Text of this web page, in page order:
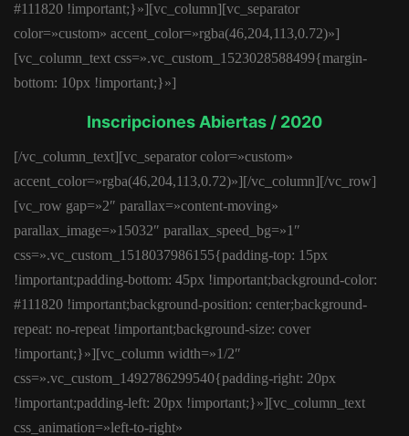
#111820 !important;}»][vc_column][vc_separator
color=»custom» accent_color=»rgba(46,204,113,0.72)»]
[vc_column_text css=».vc_custom_1523028588499{margin-
bottom: 10px !important;}»]
Inscripciones Abiertas / 2020
[/vc_column_text][vc_separator color=»custom»
accent_color=»rgba(46,204,113,0.72)»][/vc_column][/vc_row]
[vc_row gap=»2″ parallax=»content-moving»
parallax_image=»15032″ parallax_speed_bg=»1″
css=».vc_custom_1518037986155{padding-top: 15px
!important;padding-bottom: 45px !important;background-color:
#111820 !important;background-position: center;background-
repeat: no-repeat !important;background-size: cover
!important;}»][vc_column width=»1/2″
css=».vc_custom_1492786299540{padding-right: 20px
!important;padding-left: 20px !important;}»][vc_column_text
css_animation=»left-to-right»